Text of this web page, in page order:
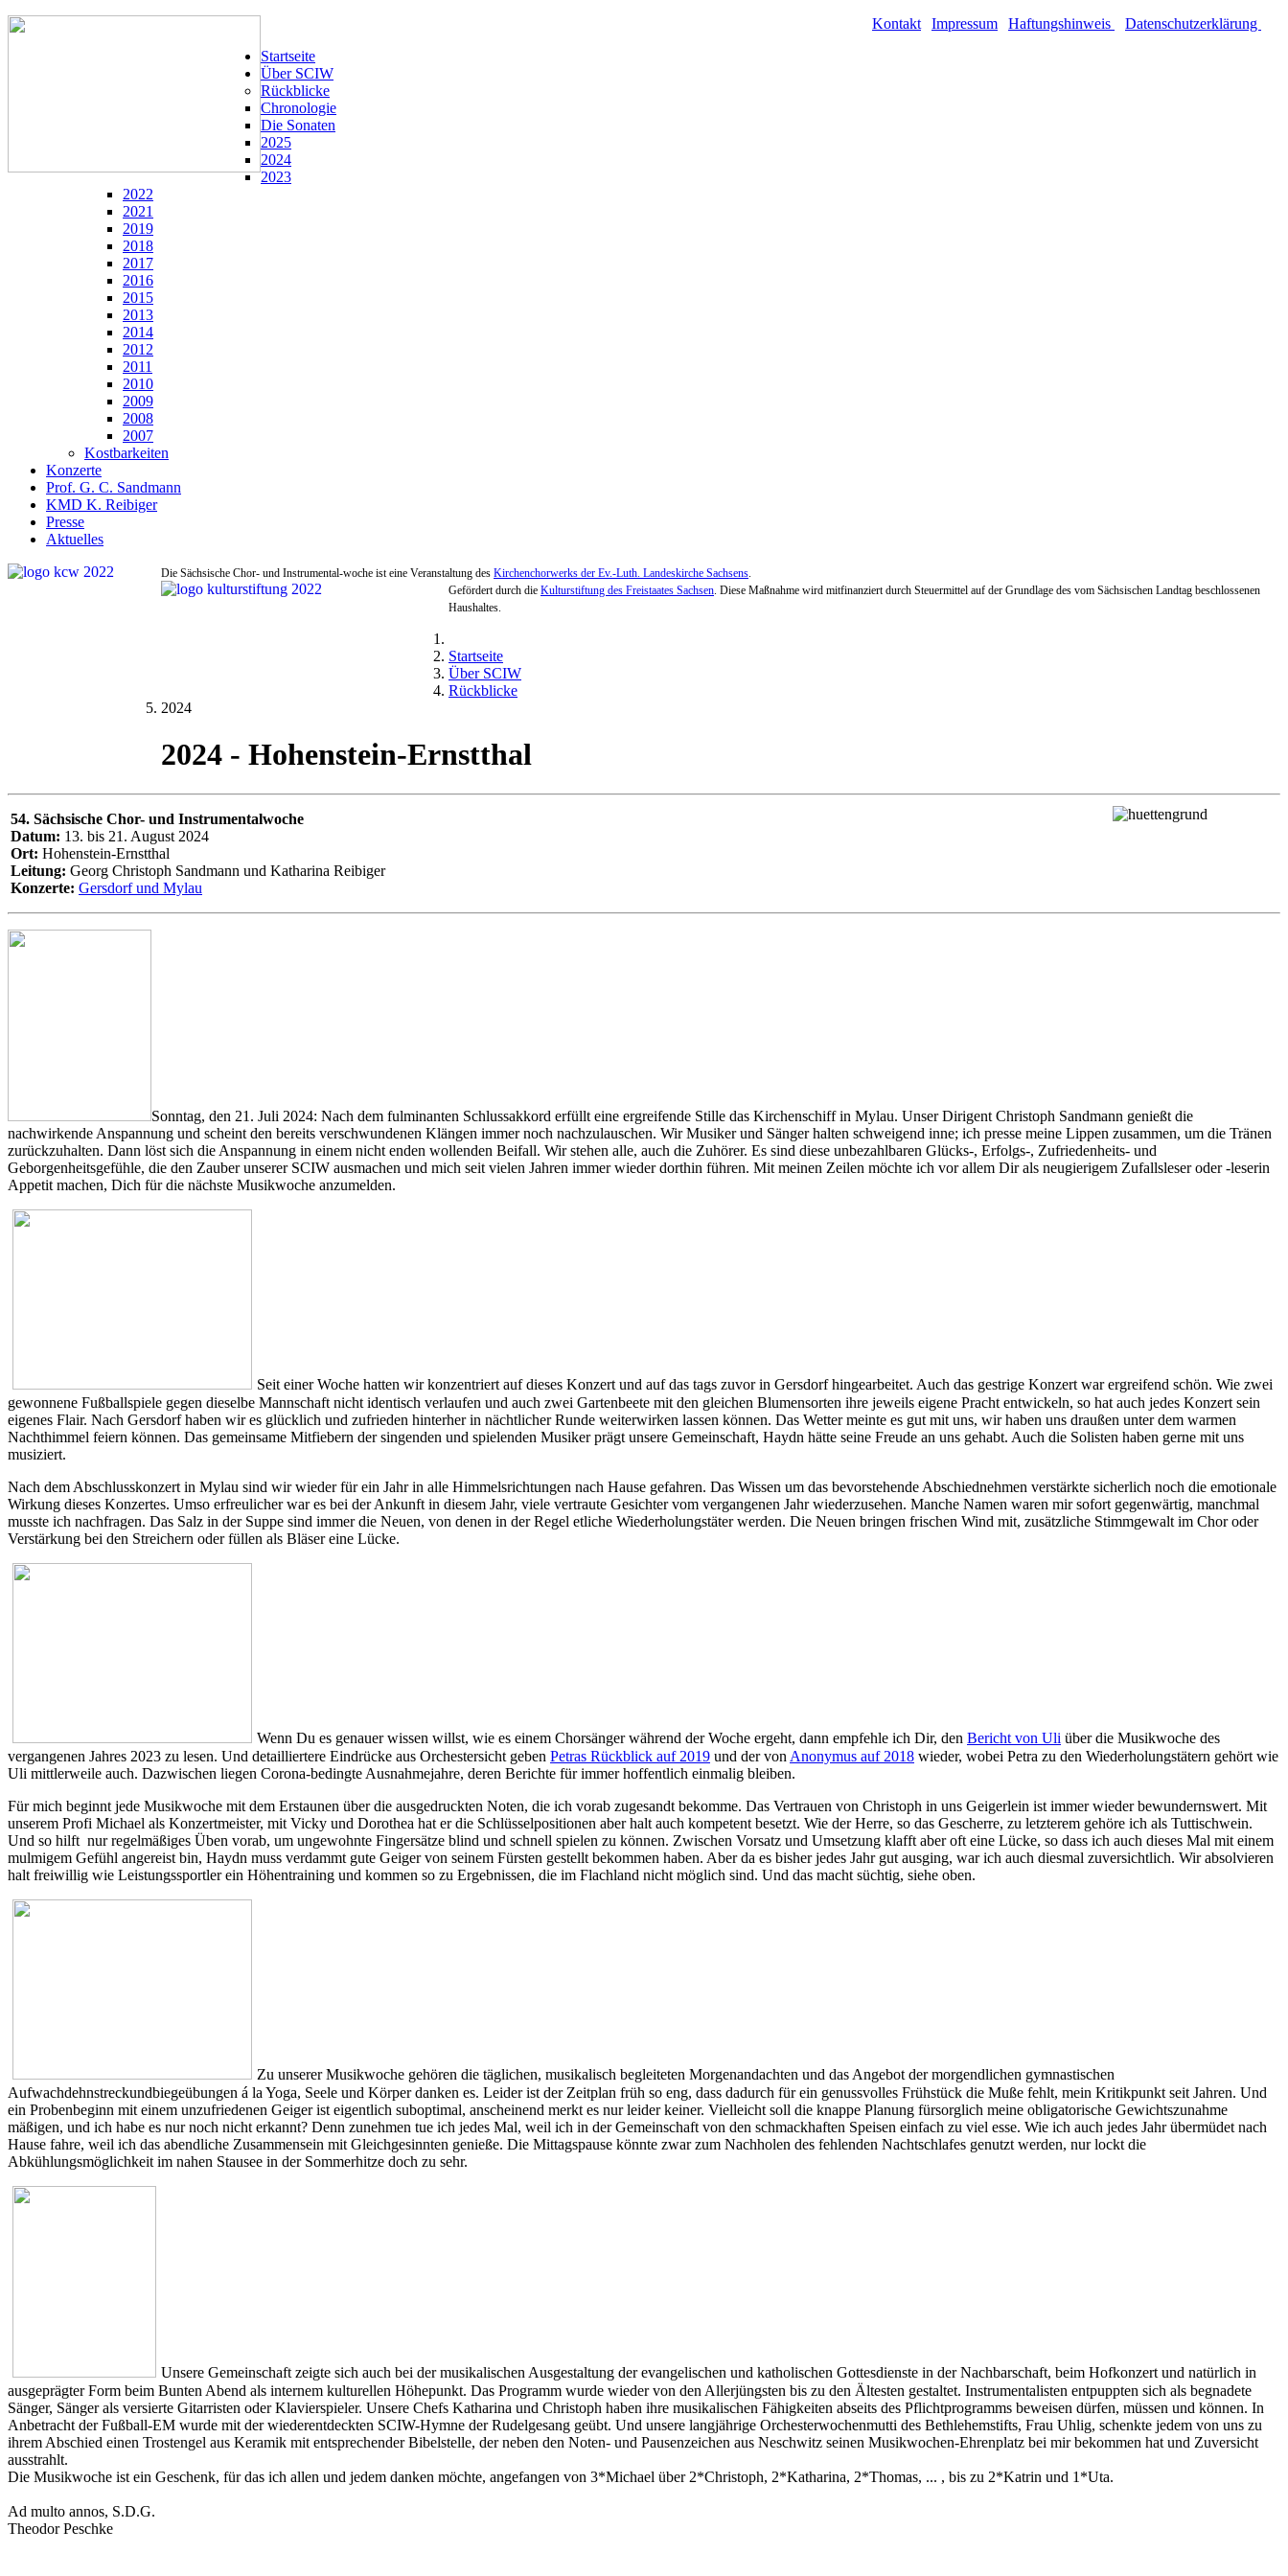
Kontakt Impressum Haftungshinweis
Datenschutzerklärung
Startseite
Über SCIW
Rückblicke
Chronologie
Die Sonaten
2025
2024
2023
2022
2021
2019
2018
2017
2016
2015
2013
2014
2012
2011
2010
2009
2008
2007
Kostbarkeiten
Konzerte
Prof. G. C. Sandmann
KMD K. Reibiger
Presse
Aktuelles
Die Sächsische Chor- und Instrumental-woche ist eine Veranstaltung des Kirchenchorwerks der Ev.-Luth. Landeskirche Sachsens.
Gefördert durch die Kulturstiftung des Freistaates Sachsen. Diese Maßnahme wird mitfinanziert durch Steuermittel auf der Grundlage des vom Sächsischen Landtag beschlossenen
Haushaltes.
Startseite
Über SCIW
Rückblicke
2024
2024 - Hohenstein-Ernstthal
54. Sächsische Chor- und Instrumentalwoche
Datum: 13. bis 21. August 2024
Ort: Hohenstein-Ernstthal
Leitung: Georg Christoph Sandmann und Katharina Reibiger
Konzerte: Gersdorf und Mylau
Sonntag, den 21. Juli 2024: Nach dem fulminanten Schlussakkord erfüllt eine ergreifende Stille das Kirchenschiff in Mylau. Unser Dirigent Christoph Sandmann genießt die
nachwirkende Anspannung und scheint den bereits verschwundenen Klängen immer noch nachzulauschen. Wir Musiker und Sänger halten schweigend inne; ich presse meine Lippen zusammen, um die Tränen
zurückzuhalten. Dann löst sich die Anspannung in einem nicht enden wollenden Beifall. Wir stehen alle, auch die Zuhörer. Es sind diese unbezahlbaren Glücks-, Erfolgs-, Zufriedenheits- und
Geborgenheitsgefühle, die den Zauber unserer SCIW ausmachen und mich seit vielen Jahren immer wieder dorthin führen. Mit meinen Zeilen möchte ich vor allem Dir als neugierigem Zufallsleser oder -leserin
Appetit machen, Dich für die nächste Musikwoche anzumelden.
Seit einer Woche hatten wir konzentriert auf dieses Konzert und auf das tags zuvor in Gersdorf hingearbeitet. Auch das gestrige Konzert war ergreifend schön. Wie zwei
gewonnene Fußballspiele gegen dieselbe Mannschaft nicht identisch verlaufen und auch zwei Gartenbeete mit den gleichen Blumensorten ihre jeweils eigene Pracht entwickeln, so hat auch jedes Konzert sein
eigenes Flair. Nach Gersdorf haben wir es glücklich und zufrieden hinterher in nächtlicher Runde weiterwirken lassen können. Das Wetter meinte es gut mit uns, wir haben uns draußen unter dem warmen
Nachthimmel feiern können. Das gemeinsame Mitfiebern der singenden und spielenden Musiker prägt unsere Gemeinschaft, Haydn hätte seine Freude an uns gehabt. Auch die Solisten haben gerne mit uns
musiziert.
Nach dem Abschlusskonzert in Mylau sind wir wieder für ein Jahr in alle Himmelsrichtungen nach Hause gefahren. Das Wissen um das bevorstehende Abschiednehmen verstärkte sicherlich noch die emotionale
Wirkung dieses Konzertes. Umso erfreulicher war es bei der Ankunft in diesem Jahr, viele vertraute Gesichter vom vergangenen Jahr wiederzusehen. Manche Namen waren mir sofort gegenwärtig, manchmal
musste ich nachfragen. Das Salz in der Suppe sind immer die Neuen, von denen in der Regel etliche Wiederholungstäter werden. Die Neuen bringen frischen Wind mit, zusätzliche Stimmgewalt im Chor oder
Verstärkung bei den Streichern oder füllen als Bläser eine Lücke.
Wenn Du es genauer wissen willst, wie es einem Chorsänger während der Woche ergeht, dann empfehle ich Dir, den Bericht von Uli über die Musikwoche des
vergangenen Jahres 2023 zu lesen. Und detailliertere Eindrücke aus Orchestersicht geben Petras Rückblick auf 2019 und der von Anonymus auf 2018 wieder, wobei Petra zu den Wiederholungstätern gehört wie
Uli mittlerweile auch. Dazwischen liegen Corona-bedingte Ausnahmejahre, deren Berichte für immer hoffentlich einmalig bleiben.
Für mich beginnt jede Musikwoche mit dem Erstaunen über die ausgedruckten Noten, die ich vorab zugesandt bekomme. Das Vertrauen von Christoph in uns Geigerlein ist immer wieder bewundernswert. Mit
unserem Profi Michael als Konzertmeister, mit Vicky und Dorothea hat er die Schlüsselpositionen aber halt auch kompetent besetzt. Wie der Herre, so das Gescherre, zu letzterem gehöre ich als Tuttischwein.
Und so hilft nur regelmäßiges Üben vorab, um ungewohnte Fingersätze blind und schnell spielen zu können. Zwischen Vorsatz und Umsetzung klafft aber oft eine Lücke, so dass ich auch dieses Mal mit einem
mulmigem Gefühl angereist bin, Haydn muss verdammt gute Geiger von seinem Fürsten gestellt bekommen haben. Aber da es bisher jedes Jahr gut ausging, war ich auch diesmal zuversichtlich. Wir absolvieren
halt freiwillig wie Leistungssportler ein Höhentraining und kommen so zu Ergebnissen, die im Flachland nicht möglich sind. Und das macht süchtig, siehe oben.
Zu unserer Musikwoche gehören die täglichen, musikalisch begleiteten Morgenandachten und das Angebot der morgendlichen gymnastischen
Aufwachdehnstreckundbiegeübungen á la Yoga, Seele und Körper danken es. Leider ist der Zeitplan früh so eng, dass dadurch für ein genussvolles Frühstück die Muße fehlt, mein Kritikpunkt seit Jahren. Und
ein Probenbeginn mit einem unzufriedenen Geiger ist eigentlich suboptimal, anscheinend merkt es nur leider keiner. Vielleicht soll die knappe Planung fürsorglich meine obligatorische Gewichtszunahme
mäßigen, und ich habe es nur noch nicht erkannt? Denn zunehmen tue ich jedes Mal, weil ich in der Gemeinschaft von den schmackhaften Speisen einfach zu viel esse. Wie ich auch jedes Jahr übermüdet nach
Hause fahre, weil ich das abendliche Zusammensein mit Gleichgesinnten genieße. Die Mittagspause könnte zwar zum Nachholen des fehlenden Nachtschlafes genutzt werden, nur lockt die
Abkühlungsmöglichkeit im nahen Stausee in der Sommerhitze doch zu sehr.
Unsere Gemeinschaft zeigte sich auch bei der musikalischen Ausgestaltung der evangelischen und katholischen Gottesdienste in der Nachbarschaft, beim Hofkonzert und natürlich in
ausgeprägter Form beim Bunten Abend als internem kulturellen Höhepunkt. Das Programm wurde wieder von den Allerjüngsten bis zu den Ältesten gestaltet. Instrumentalisten entpuppten sich als begnadete
Sänger, Sänger als versierte Gitarristen oder Klavierspieler. Unsere Chefs Katharina und Christoph haben ihre musikalischen Fähigkeiten abseits des Pflichtprogramms beweisen dürfen, müssen und können. In
Anbetracht der Fußball-EM wurde mit der wiederentdeckten SCIW-Hymne der Rudelgesang geübt. Und unsere langjährige Orchesterwochenmutti des Bethlehemstifts, Frau Uhlig, schenkte jedem von uns zu
ihrem Abschied einen Trostengel aus Keramik mit entsprechender Bibelstelle, der neben den Noten- und Pausenzeichen aus Neschwitz seinen Musikwochen-Ehrenplatz bei mir bekommen hat und Zuversicht
ausstrahlt.
Die Musikwoche ist ein Geschenk, für das ich allen und jedem danken möchte, angefangen von 3*Michael über 2*Christoph, 2*Katharina, 2*Thomas, ... , bis zu 2*Katrin und 1*Uta.
Ad multo annos, S.D.G.
Theodor Peschke